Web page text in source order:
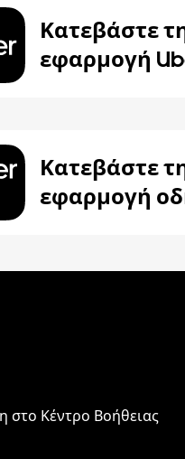
Κατεβάστε
εφαρμογή
Κατεβάστε
εφαρμογή
στο Κέντρο Βοήθειας